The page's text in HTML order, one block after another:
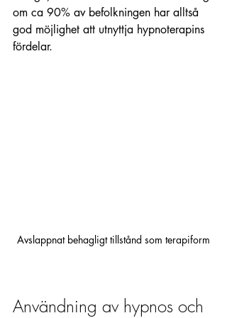
om ca 90% av befolkningen har alltså
god möjlighet att utnyttja hypnoterapins
fördelar.
Avslappnat behagligt tillstånd som terapiform
Användning av hypnos och